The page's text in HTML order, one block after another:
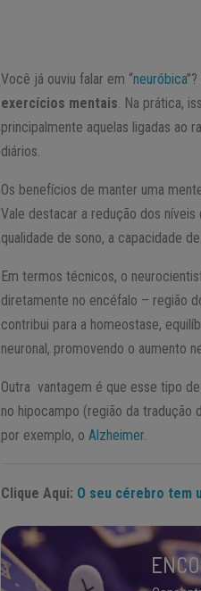
Você já ouviu falar em “neuróbica
exercícios mentais. Na prática,
principalmente aquelas ligadas ao
diários.
Os benefícios de manter uma
Vale destacar a redução dos
qualidade de sono, a capacidade
Em termos técnicos, o
diretamente no encéfalo – região
contribui para a homeostase,
neuronal, promovendo o aumento
Outra vantagem é que esse tipo
no hipocampo (região da tradução
por exemplo, oAlzheimer.
Clique Aqui: O seu cérebro tem